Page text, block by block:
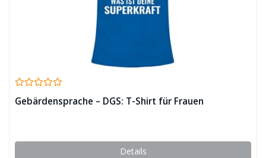
Gebärdensprache – DGS: T-Shirt für Frauen
Details